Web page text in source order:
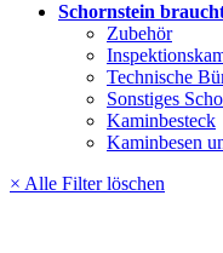
Schornstein
Zubehör
Technische
Sonstiges
Kaminbesteck
Kaminbesen
× Alle Filter löschen